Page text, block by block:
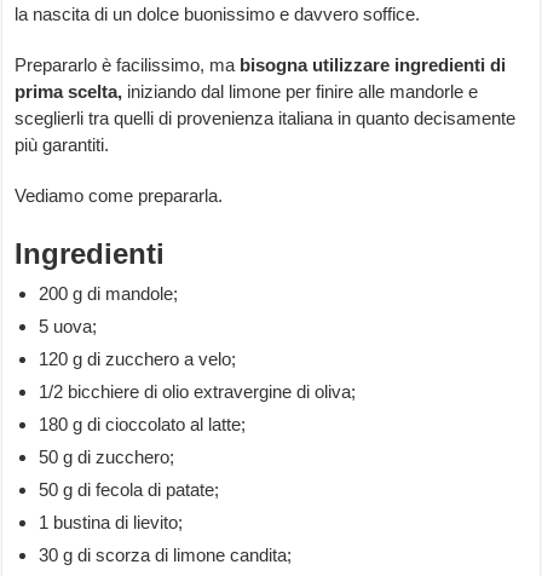
la nascita di un dolce buonissimo e davvero soffice.
Prepararlo è facilissimo, ma bisogna utilizzare ingredienti di
prima scelta, iniziando dal limone per finire alle mandorle e
sceglierli tra quelli di provenienza italiana in quanto decisamente
più garantiti.
Vediamo come prepararla.
Ingredienti
200 g di mandole;
5 uova;
120 g di zucchero a velo;
1/2 bicchiere di olio extravergine di oliva;
180 g di cioccolato al latte;
50 g di zucchero;
50 g di fecola di patate;
1 bustina di lievito;
30 g di scorza di limone candita;